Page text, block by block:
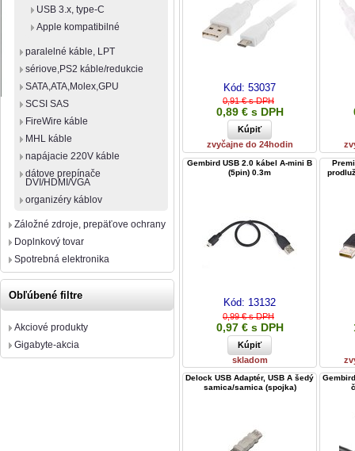
USB 3.x, type-C
Apple kompatibilné
paralelné káble, LPT
sériove,PS2 káble/redukcie
SATA,ATA,Molex,GPU
SCSI SAS
FireWire káble
MHL káble
napájacie 220V káble
dátove prepínače
DVI/HDMI/VGA
organizéry káblov
Záložné zdroje, prepäťove ochrany
Doplnkový tovar
Spotrebná elektronika
Obľúbené filtre
Akciové produkty
Gigabyte-akcia
Kód: 53037
0,91 € s DPH
0,89 € s DPH
zvyčajne do 24hodin
Gembird USB 2.0 kábel A-mini B
(5pin) 0.3m
Kód: 13132
0,99 € s DPH
0,97 € s DPH
skladom
Delock USB Adaptér, USB A šedý
samica/samica (spojka)